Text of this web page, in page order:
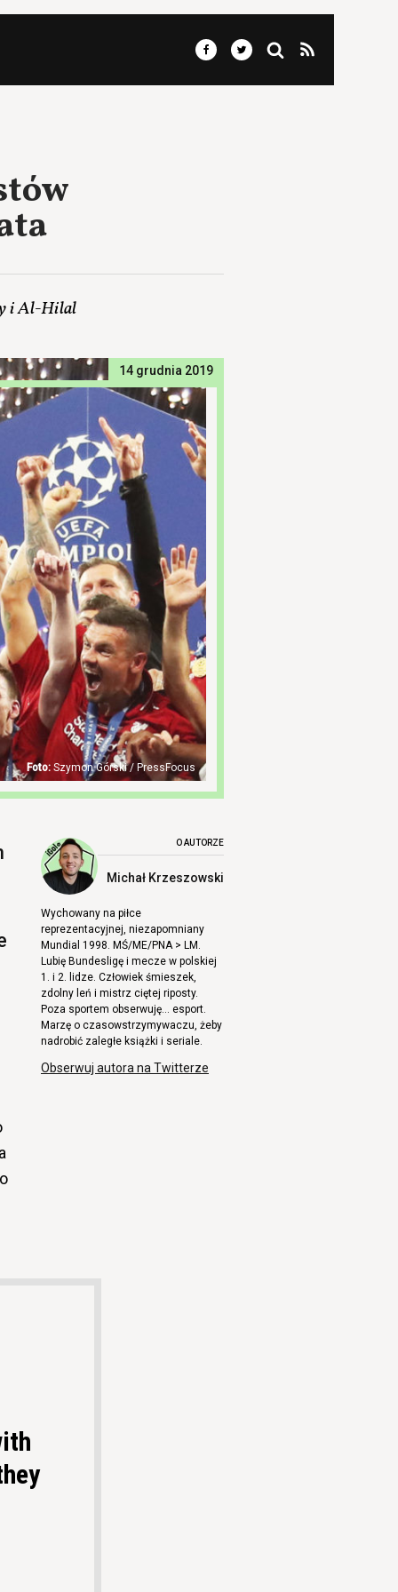
i Al-Hilal
14 grudnia 2019
Szymon Górski / PressFocus
O AUTORZE
Michał Krzeszowski
Wychowany na piłce
reprezentacyjnej, niezapomniany
Mundial 1998. MŚ/ME/PNA > LM.
Lubię Bundesligę i mecze w polskiej
1. i 2. lidze. Człowiek śmieszek,
zdolny leń i mistrz ciętej riposty.
Poza sportem obserwuję… esport.
Marzę o czasowstrzymywaczu, żeby
nadrobić zaległe książki i seriale.
Obserwuj autora na Twitterze